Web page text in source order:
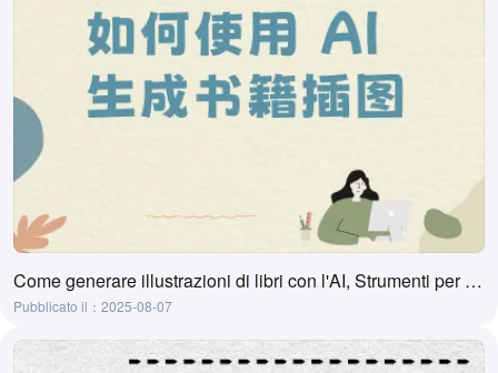
Come generare illustrazioni di libri con l'AI, Strumenti per generare illustrazioni di libri con l'AI
Pubblicato il：2025-08-07